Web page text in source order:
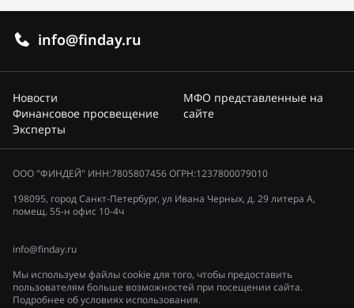
info@finday.ru
Новости
Финансовое просвещение
Эксперты
МФО представленные на
сайте
ООО "ФИНДЕЙ" ИНН:7805807456 ОГРН:1237800079010
198095, город Санкт-Петербург, ул Ивана Черных, д. 29 литера А,
помещ. 55-н офис 10-4ч
info@finday.ru
Мы используем файлы cookie для того, чтобы предоставить
пользователям больше возможностей при посещении сайта.
Подробнее об условиях использования.